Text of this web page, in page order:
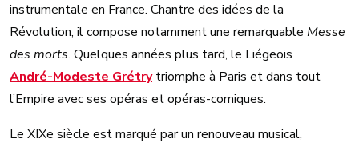
instrumentale en France. Chantre des idées de la
Révolution, il compose notamment une remarquable Messe
des morts. Quelques années plus tard, le Liégeois
André-Modeste Grétrytriomphe à Paris et dans tout
l’Empire avec ses opéras et opéras-comiques.
Le XIXe siècle est marqué par un renouveau musical,